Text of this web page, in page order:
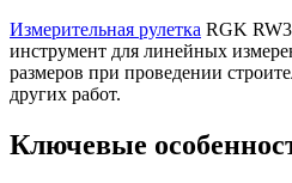
Измерительная рулетка RGK
инструмент для линейных
размеров при проведении
других работ.
Ключевые